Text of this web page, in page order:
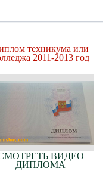
техникума или
2011-2013 год
ВИДЕО
ДИПЛОМА